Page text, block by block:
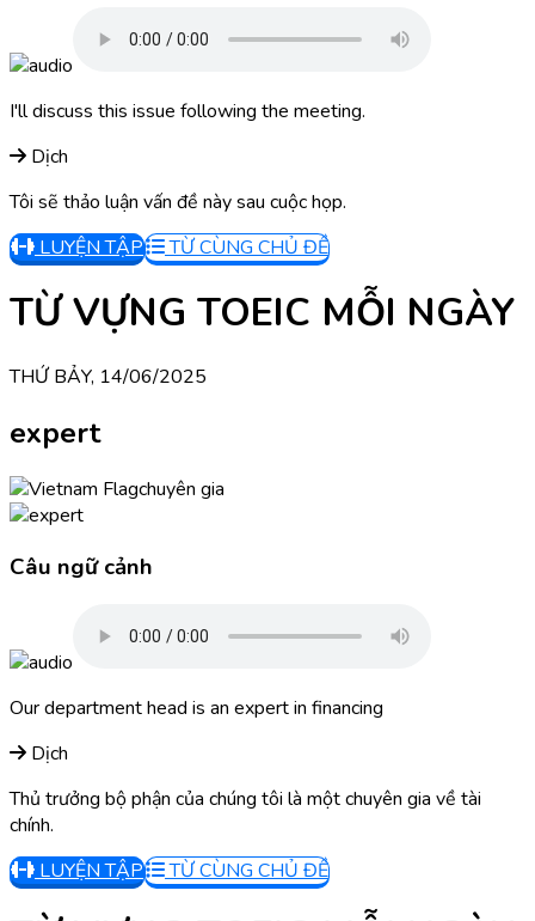
I'll discuss this issue following the meeting.
Dịch
Tôi sẽ thảo luận vấn đề này sau cuộc họp.
LUYỆN TẬP
TỪ CÙNG CHỦ ĐỀ
TỪ VỰNG TOEIC MỖI NGÀY
THỨ BẢY, 14/06/2025
expert
chuyên gia
Câu ngữ cảnh
Our department head is an expert in financing
Dịch
Thủ trưởng bộ phận của chúng tôi là một chuyên gia về tài
chính.
LUYỆN TẬP
TỪ CÙNG CHỦ ĐỀ